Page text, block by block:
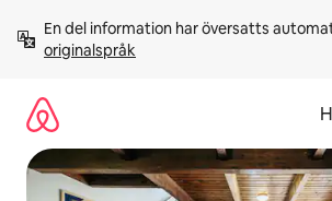
innehåll
En del information har översatts
originalspråk